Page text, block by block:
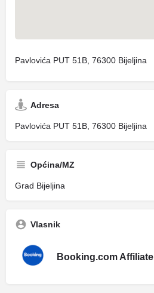
Pavlovića PUT 51B, 76300 Bijeljina
Adresa
Pavlovića PUT 51B, 76300 Bijeljina
Općina/MZ
Grad Bijeljina
Vlasnik
Booking.com Affiliate